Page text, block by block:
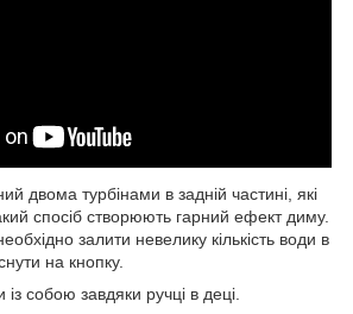
двома турбінами в задній частині, які
спосіб створюють гарний ефект диму.
залити невелику кількість води в
на кнопку.
собою завдяки ручці в деці.